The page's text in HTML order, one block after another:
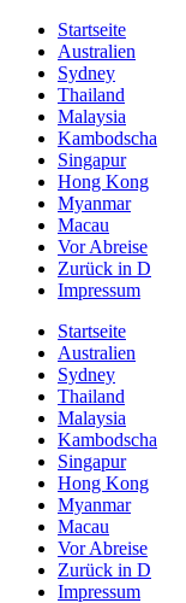
Startseite
Australien
Sydney
Thailand
Malaysia
Kambodscha
Singapur
Hong Kong
Myanmar
Macau
Vor Abreise
Zurück in D
Impressum
Startseite
Australien
Sydney
Thailand
Malaysia
Kambodscha
Singapur
Hong Kong
Myanmar
Macau
Vor Abreise
Zurück in D
Impressum